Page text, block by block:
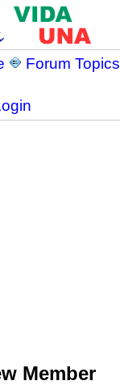
Forum Topics
Member